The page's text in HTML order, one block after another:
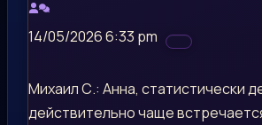
14/05/2026 6:33 pm
Михаил С.: Анна, статистически
действительно чаще